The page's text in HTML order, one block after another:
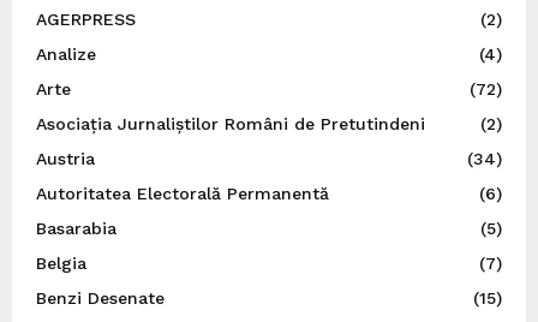
AGERPRESS
(2)
Analize
(4)
Arte
(72)
Asociația Jurnaliștilor Români de Pretutindeni
(2)
Austria
(34)
Autoritatea Electorală Permanentă
(6)
Basarabia
(5)
Belgia
(7)
Benzi Desenate
(15)